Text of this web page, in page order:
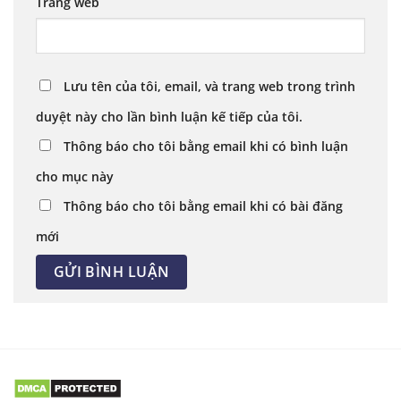
Lưu tên của tôi, email, và trang web trong trình
duyệt này cho lần bình luận kế tiếp của tôi.
Thông báo cho tôi bằng email khi có bình luận
cho mục này
Thông báo cho tôi bằng email khi có bài đăng
mới